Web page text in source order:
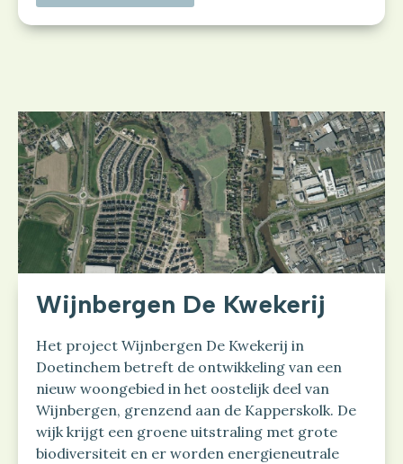
Wijnbergen De Kwekerij
Het project Wijnbergen De Kwekerij in
Doetinchem betreft de ontwikkeling van een
nieuw woongebied in het oostelijk deel van
Wijnbergen, grenzend aan de Kapperskolk. De
wijk krijgt een groene uitstraling met grote
biodiversiteit en er worden energieneutrale